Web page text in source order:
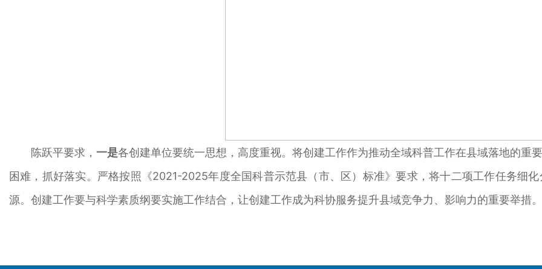
陈跃平要求， 一是各创建单位要统一思想，高度重视。将创建工作作为推动全域科普工作在县域落地的重
困难，抓好落实。严格按照《2021-2025年度全国科普示范县（市、区）标准》要求，将十二项工作任务细
源。创建工作要与科学素质纲要实施工作结合，让创建工作成为科协服务提升县域竞争力、影响力的重要举措。